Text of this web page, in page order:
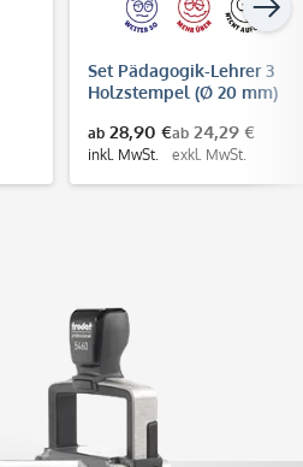
Set Pädagogik-Lehrer 3
Holzstempel (Ø 20 mm)
ab 28,90 €
inkl. MwSt.
ab 24,29 €
exkl. MwSt.